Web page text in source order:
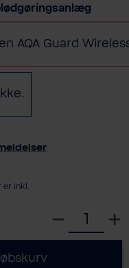
AQA Guard
inkl.